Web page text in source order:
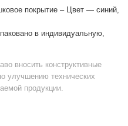
покрытие – Цвет — синий,
в индивидуальную,
вносить конструктивные
улучшению технических
продукции.